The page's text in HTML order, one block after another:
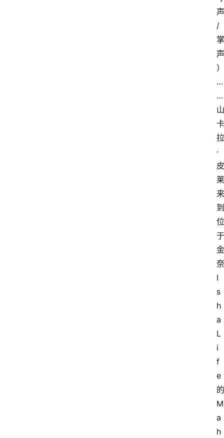
声
/
掌
声
）
…
…
山
卡
拉
·
皮
莱
来
到
位
于
金
奈
I
s
h
a
L
i
f
e
的
M
a
h